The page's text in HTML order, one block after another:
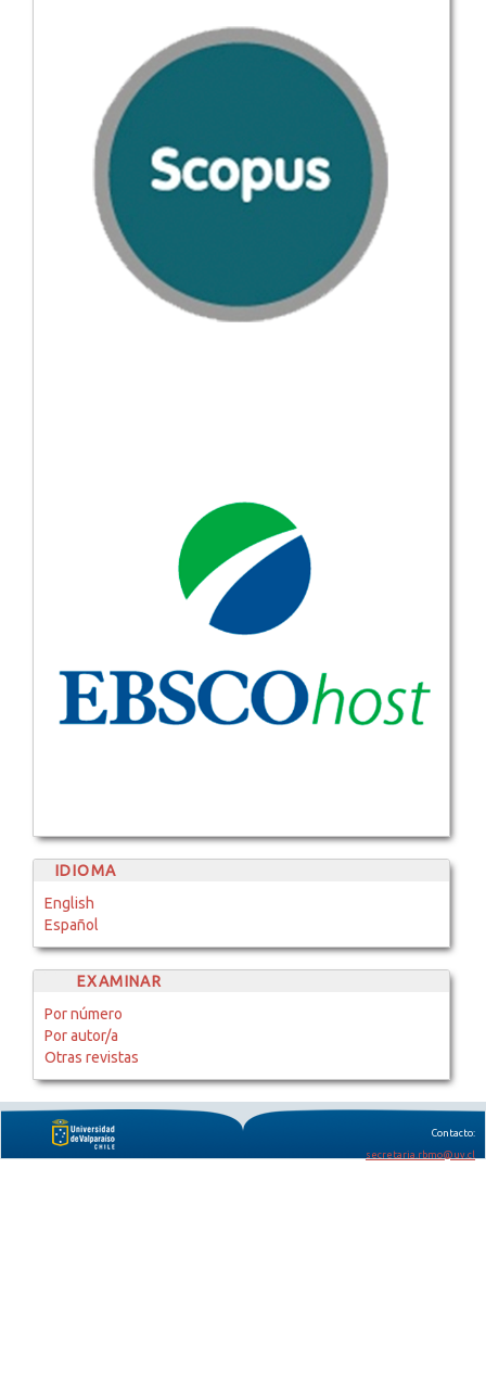
IDIOMA
English
Español
EXAMINAR
Por número
Por autor/a
Otras revistas
Contacto:
secretaria.rbmo@uv.cl